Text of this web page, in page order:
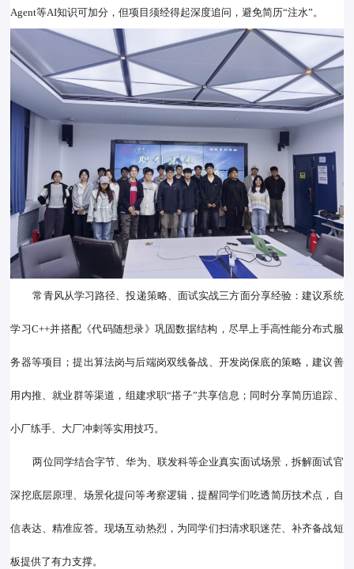
Agent等AI知识可加分，但项目须经得起深度追问，避免简历“注水”。
常青风从学习路径、投递策略、面试实战三方面分享经验：建议系统
学习C++并搭配《代码随想录》巩固数据结构，尽早上手高性能分布式服
务器等项目；提出算法岗与后端岗双线备战、开发岗保底的策略，建议善
用内推、就业群等渠道，组建求职“搭子”共享信息；同时分享简历追踪、
小厂练手、大厂冲刺等实用技巧。
两位同学结合字节、华为、联发科等企业真实面试场景，拆解面试官
深挖底层原理、场景化提问等考察逻辑，提醒同学们吃透简历技术点，自
信表达、精准应答。现场互动热烈，为同学们扫清求职迷茫、补齐备战短
板提供了有力支撑。